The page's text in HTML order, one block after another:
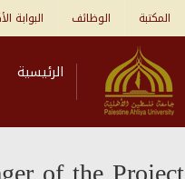
المكتبة الوظائف البوابة
الرئيسية